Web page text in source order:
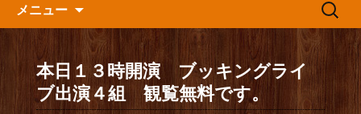
メニュー
本日１３時開演 ブッキングライ
ブ出演４組 観覧無料です。